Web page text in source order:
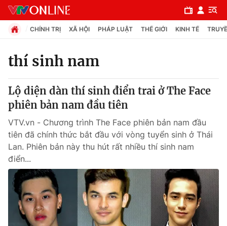
Chuyên mục
Chính trị
Xã hội
Pháp luật
Y tế
Thế giới
CHÍNH TRỊ XÃ HỘI PHÁP LUẬT THẾ GIỚI KINH TẾ
thí sinh nam
Lộ diện dàn thí sinh điển trai ở The Face
phiên bản nam đầu tiên
VTV.vn - Chương trình The Face phiên bản nam đầu
tiên đã chính thức bắt đầu với vòng tuyển sinh ở Thái
Lan. Phiên bản này thu hút rất nhiều thí sinh nam
điển...